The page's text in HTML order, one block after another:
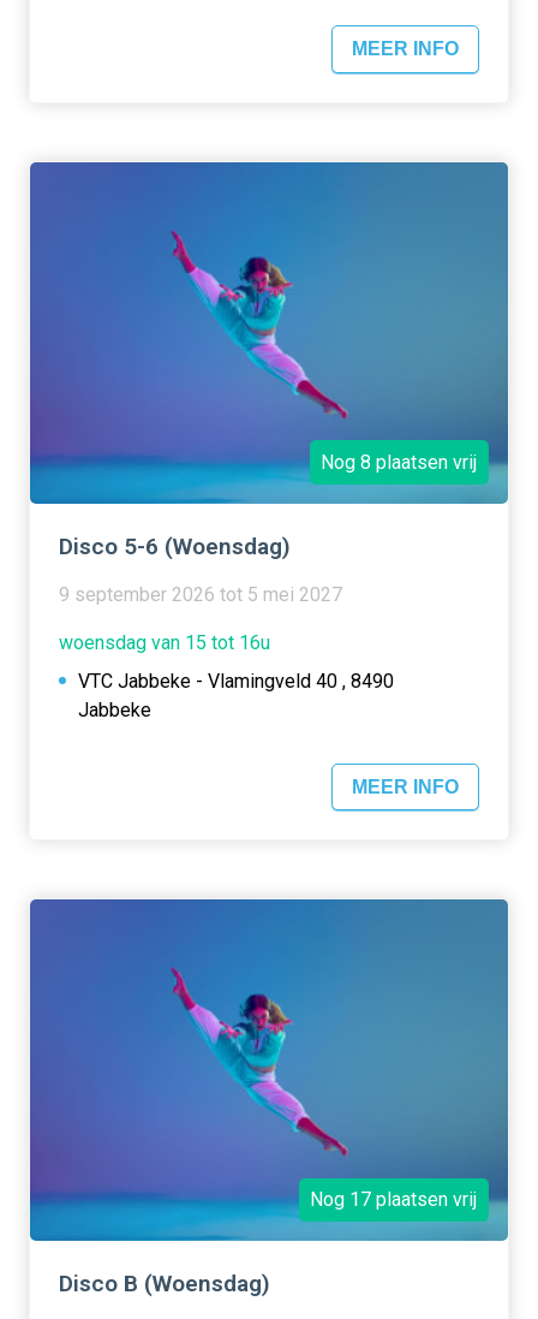
MEER INFO
Nog 8 plaatsen vrij
Disco 5-6 (Woensdag)
9 september 2026 tot 5 mei 2027
woensdag van 15 tot 16u
VTC Jabbeke - Vlamingveld 40 , 8490
Jabbeke
MEER INFO
Nog 17 plaatsen vrij
Disco B (Woensdag)